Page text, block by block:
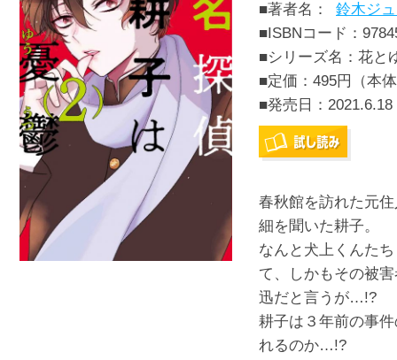
■著者名：
鈴木ジ
■ISBNコード：
■シリーズ名：花と
■定価：495円（本
■発売日： 2021.6.18
春秋館を訪れた元
細を聞いた耕子。
なんと犬上くんた
て、しかもその被
迅だと言うが…!?
耕子は３年前の事
れるのか…!?